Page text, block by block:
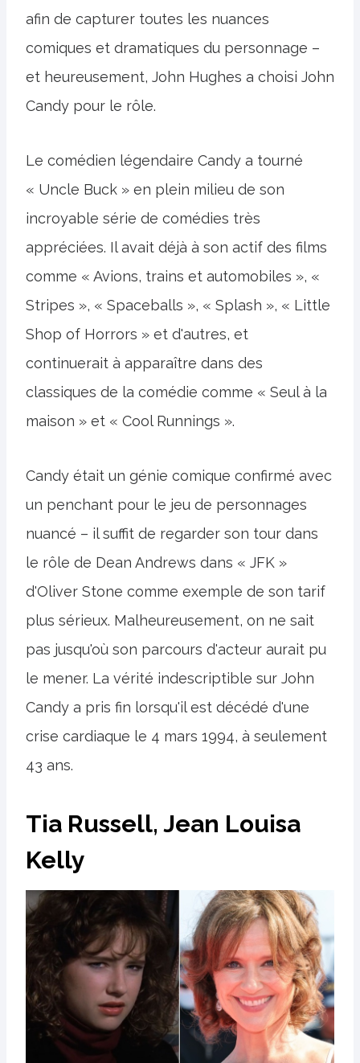
afin de capturer toutes les nuances
comiques et dramatiques du personnage –
et heureusement, John Hughes a choisi John
Candy pour le rôle.
Le comédien légendaire Candy a tourné
« Uncle Buck » en plein milieu de son
incroyable série de comédies très
appréciées. Il avait déjà à son actif des films
comme « Avions, trains et automobiles », «
Stripes », « Spaceballs », « Splash », « Little
Shop of Horrors » et d'autres, et
continuerait à apparaître dans des
classiques de la comédie comme « Seul à la
maison » et « Cool Runnings ».
Candy était un génie comique confirmé avec
un penchant pour le jeu de personnages
nuancé – il suffit de regarder son tour dans
le rôle de Dean Andrews dans « JFK »
d'Oliver Stone comme exemple de son tarif
plus sérieux. Malheureusement, on ne sait
pas jusqu'où son parcours d'acteur aurait pu
le mener. La vérité indescriptible sur John
Candy a pris fin lorsqu'il est décédé d'une
crise cardiaque le 4 mars 1994, à seulement
43 ans.
Tia Russell, Jean Louisa
Kelly